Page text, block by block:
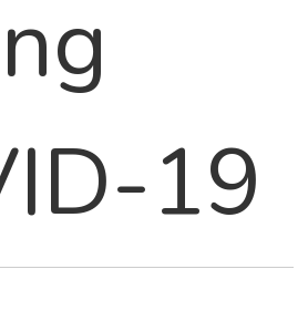
19